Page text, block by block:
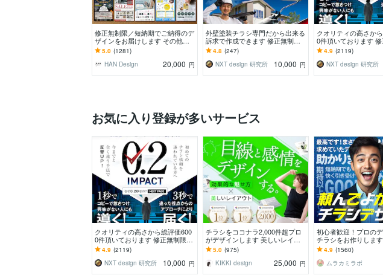
修正無制限／短納期でご納得のデ
ザインをお届けします その他、
パンフ・ポスター・メニュー・名
刺・看板 etc.
5.0 (1281)
HAN Design
20,000 円
外壁塗装チラシ専門だから出来る
訴求で作成できます 修正無制
限！信頼感を大切にしたポスティ
ング反響重視デザイン
4.8 (247)
NXT design 研究所
10,000 円
クオリティの高さか
0件頂いております
25年デザイナーが作る
チラシ反響UP!
4.9 (2119)
NXT design 研究所
お気に入り登録が多いサービス
クオリティの高さから総評価600
0件頂いております 修正無制限！
25年デザイナーが作る訴求方法で
チラシ反響UP!
4.9 (2119)
NXT design 研究所
10,000 円
チラシをココナラ2,000件超プロ
がデザインします 美しいレイア
ウト、目を惹くビジュアルのフラ
イヤー・チラシ
5.0 (975)
KIKKI design
25,000 円
初心者歓迎！プロの
チラシをお作りしま
初心者も歓迎！企業か
高品質を安価でお届け
4.9 (1560)
ムラカミラボ